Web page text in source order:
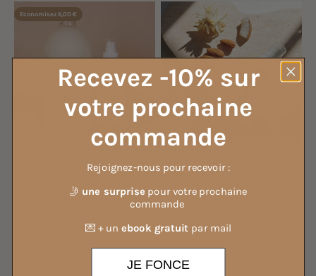
Economisez 6,00 €
Offre Duo - Ambre Beige
Prix normal
Brume de linge - Ambre
Prix de vente
14,00 €
Recevez -10% sur
votre prochaine
commande
Rejoignez-nous pour recevoir :
🤳 une surprise pour votre prochaine
commande
💌 + un ebook gratuit par mail
JE FONCE